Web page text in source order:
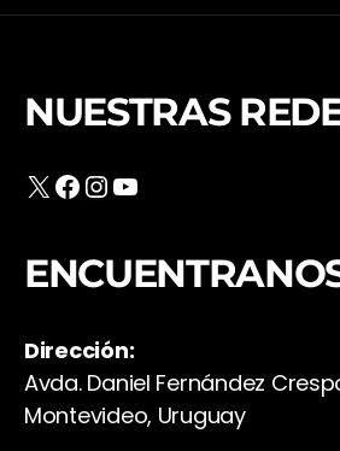
NUESTRAS
X Facebook
Instagram
YouTube
Dirección:
Avda. Daniel Fernández
Montevideo, Uruguay